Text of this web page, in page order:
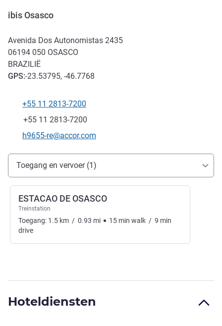
ibis Osasco
Avenida Dos Autonomistas 2435
06194 050 OSASCO
BRAZILIË
GPS:-23.53795, -46.7768
Telefoon
+55 11 2813-7200
Fax
+55 11 2813-7200
E-mailadres voor contact
h9655-re@accor.com
Toegang en transport
Toegang en vervoer (1)
ESTACAO DE OSASCO
Treinstation
Toegang: 1.5 km / 0.93 mi 15 min walk / 9 min
drive
Hoteldiensten